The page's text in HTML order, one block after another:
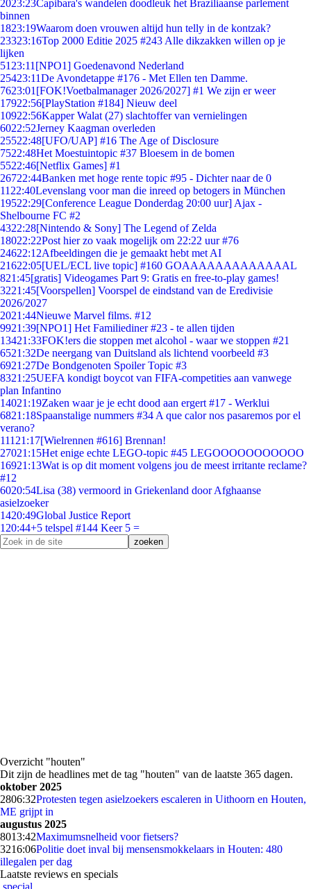
2023:23Capibara's wandelen doodleuk het Braziliaanse parlement
binnen
1823:19Waarom doen vrouwen altijd hun telly in de kontzak?
23323:16Top 2000 Editie 2025 #243 Alle dikzakken willen op je
lijken
51 23:11 [NPO1] Goedenavond Nederland
25423:11De Avondetappe #176 - Met Ellen ten Damme.
7623:01 [FOK!Voetbalmanager 2026/2027] #1 We zijn er weer
17922:56[PlayStation #184] Nieuw deel
10922:56Kapper Walat (27) slachtoffer van vernielingen
6022:52Jerney Kaagman overleden
25522:48[UFO/UAP] #16 The Age of Disclosure
7522:48Het Moestuintopic #37 Bloesem in de bomen
5522:46[Netflix Games] #1
26722:44Banken met hoge rente topic #95 - Dichter naar de 0
11 22:40Levenslang voor man die inreed op betogers in München
19522:29[Conference League Donderdag 20:00 uur] Ajax -
Shelbourne FC #2
4322:28[Nintendo & Sony] The Legend of Zelda
18022:22Post hier zo vaak mogelijk om 22:22 uur #76
24622:12Afbeeldingen die je gemaakt hebt met AI
21622:05[UEL/ECL live topic] #160 GOAAAAAAAAAAAAAL
821:45[gratis] Videogames Part 9: Gratis en free-to-play games!
3221:45[Voorspellen] Voorspel de eindstand van de Eredivisie
2026/2027
2021:44Nieuwe Marvel films. #12
9921:39[NPO1] Het Familiediner #23 - te allen tijden
13421:33FOK!ers die stoppen met alcohol - waar we stoppen #21
6521:32De neergang van Duitsland als lichtend voorbeeld #3
6921:27De Bondgenoten Spoiler Topic #3
8321:25UEFA kondigt boycot van FIFA-competities aan vanwege
plan Infantino
14021:19Zaken waar je je echt dood aan ergert #17 - Werklui
6821:18Spaanstalige nummers #34 A que calor nos pasaremos por el
verano?
111 21:17[Wielrennen #616] Brennan!
27021:15Het enige echte LEGO-topic #45 LEGOOOOOOOOOOO
16921:13Wat is op dit moment volgens jou de meest irritante reclame?
#12
6020:54Lisa (38) vermoord in Griekenland door Afghaanse
asielzoeker
1420:49Global Justice Report
1 20:44+5 telspel #144 Keer 5 =
Overzicht "houten"
Dit zijn de headlines met de tag "houten" van de laatste 365 dagen.
oktober 2025
2806:32Protesten tegen asielzoekers escaleren in Uithoorn en Houten,
ME grijpt in
augustus 2025
8013:42Maximumsnelheid voor fietsers?
3216:06Politie doet inval bij mensensmokkelaars in Houten: 480
illegalen per dag
Laatste reviews en specials
special